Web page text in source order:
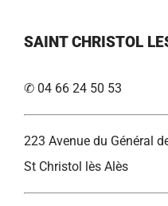
SAINT CHRISTOL
✆ 04 66 24 50 53
223 Avenue du Général
St Christol lès Alès